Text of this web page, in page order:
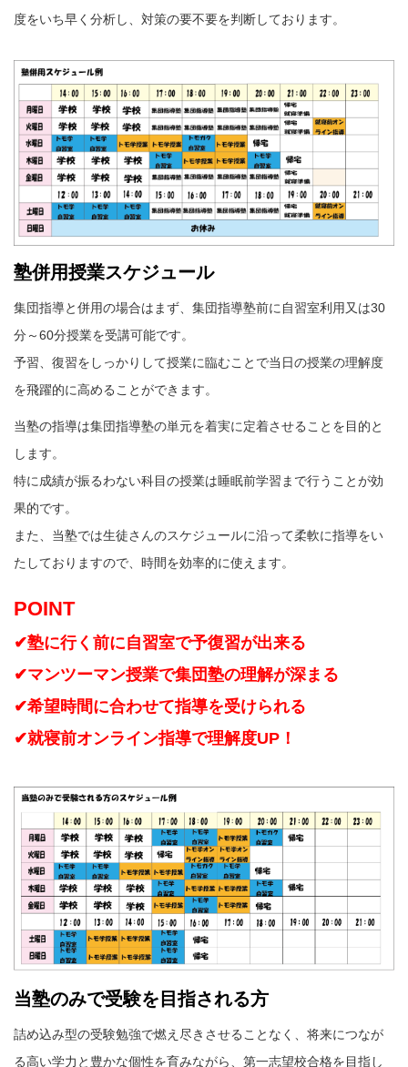
度をいち早く分析し、対策の要不要を判断しております。
塾併用授業スケジュール
集団指導と併用の場合はまず、集団指導塾前に自習室利用又は30
分～60分授業を受講可能です。
予習、復習をしっかりして授業に臨むことで当日の授業の理解度
を飛躍的に高めることができます。
当塾の指導は集団指導塾の単元を着実に定着させることを目的と
します。
特に成績が振るわない科目の授業は睡眠前学習まで行うことが効
果的です。
また、当塾では生徒さんのスケジュールに沿って柔軟に指導をい
たしておりますので、時間を効率的に使えます。
POINT
✔塾に行く前に自習室で予復習が出来る
✔マンツーマン授業で集団塾の理解が深まる
✔希望時間に合わせて指導を受けられる
✔就寝前オンライン指導で理解度UP！
当塾のみで受験を目指される方
詰め込み型の受験勉強で燃え尽きさせることなく、将来につなが
る高い学力と豊かな個性を育みながら、第一志望校合格を目指し